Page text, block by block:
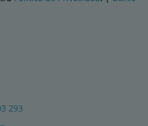
293